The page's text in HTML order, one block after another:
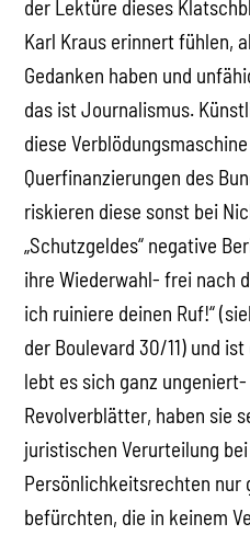
der Lektüre dieses
Karl Kraus erinnert fühlen,
Gedanken haben und
das ist Journalismus.
diese
Querfinanzierungen des
riskieren diese sonst bei
„Schutzgeldes“ negative
ihre Wiederwahl- frei nach
ich ruiniere deinen Ruf!“
der Boulevard 30/11) und
lebt es sich ganz
Revolverblätter, haben sie
juristischen Verurteilung
Persönlichkeitsrechten nur
befürchten, die in keinem